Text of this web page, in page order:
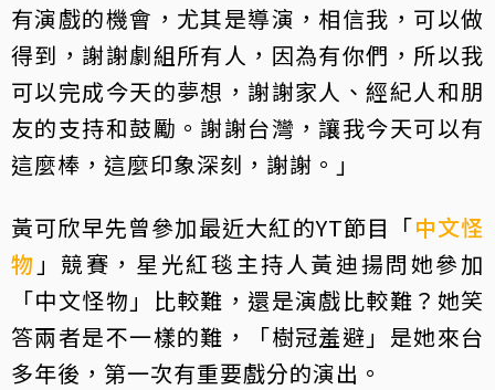
有演戲的機會，尤其是導演，相信我，可以做
得到，謝謝劇組所有人，因為有你們，所以我
可以完成今天的夢想，謝謝家人、經紀人和朋
友的支持和鼓勵。謝謝台灣，讓我今天可以有
這麼棒，這麼印象深刻，謝謝。」
黃可欣早先曾參加最近大紅的YT節目「中文怪
物 」競賽，星光紅毯主持人黃迪揚問她參加
「中文怪物」比較難，還是演戲比較難？她笑
答兩者是不一樣的難，「樹冠羞避」是她來台
多年後，第一次有重要戲分的演出。